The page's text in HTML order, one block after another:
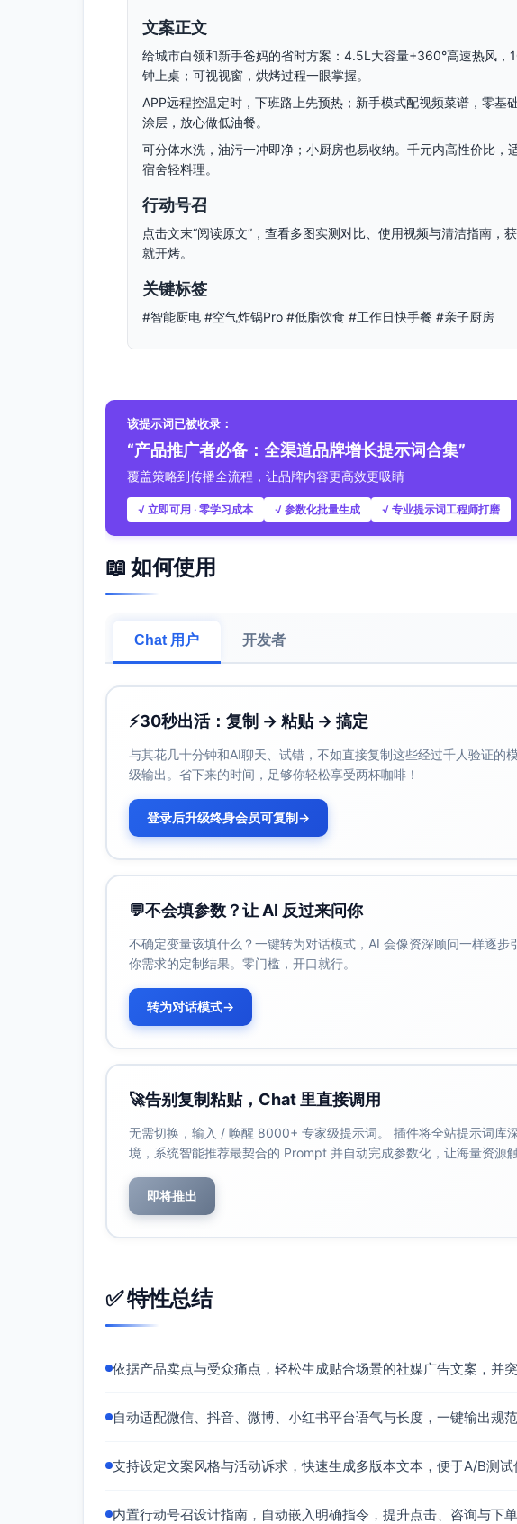
文案正文
给城市白领和新手爸妈的省时方案：4.5L大容量+360°高速热风
钟上桌；可视视窗，烘烤过程一眼掌握。
APP远程控温定时，下班路上先预热；新手模式配视频菜谱，零基
涂层，放心做低油餐。
可分体水洗，油污一冲即净；小厨房也易收纳。千元内高性价比，
宿舍轻料理。
行动号召
点击文末“阅读原文”，查看多图实测对比、使用视频与清洁指南，
就开烤。
关键标签
#智能厨电 #空气炸锅Pro #低脂饮食 #工作日快手餐 #亲子厨房
该提示词已被收录：
“产品推广者必备：全渠道品牌增长提示词合集”
覆盖策略到传播全流程，让品牌内容更高效更吸睛
√ 立即可用 · 零学习成本 √ 参数化批量生成 √ 专业提示词工程师打磨
📖 如何使用
Chat 用户 开发者
⚡30秒出活：复制 → 粘贴 → 搞定
与其花几十分钟和AI聊天、试错，不如直接复制这些经过千人验证的
级输出。省下来的时间，足够你轻松享受两杯咖啡！
登录后升级终身会员可复制→
💬不会填参数？让 AI 反过来问你
不确定变量该填什么？一键转为对话模式，AI 会像资深顾问一样逐
你需求的定制结果。零门槛，开口就行。
转为对话模式→
🚀告别复制粘贴，Chat 里直接调用
无需切换，输入 / 唤醒 8000+ 专家级提示词。 插件将全站提示词库
境，系统智能推荐最契合的 Prompt 并自动完成参数化，让海量资源
即将推出
✅ 特性总结
依据产品卖点与受众痛点，轻松生成贴合场景的社媒广告文案，并
自动适配微信、抖音、微博、小红书平台语气与长度，一键输出规
支持设定文案风格与活动诉求，快速生成多版本文本，便于A/B测试
内置行动号召设计指南，自动嵌入明确指令，提升点击、咨询与下